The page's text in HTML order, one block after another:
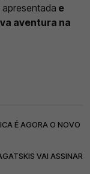
e
aventura na
É AGORA O NOVO
VAI ASSINAR